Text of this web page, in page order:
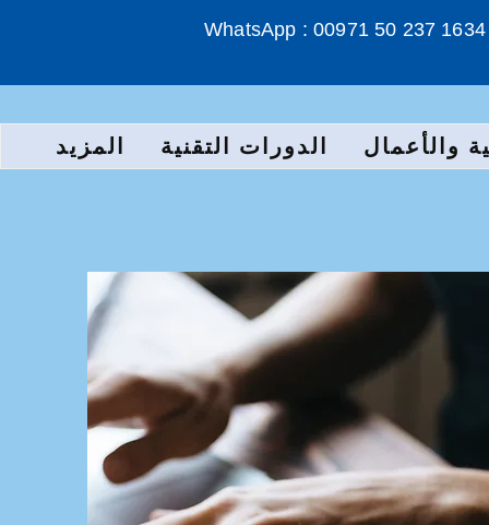
WhatsApp : 00971 50 237 1634
والأعمال الدورات التقنية المزيد